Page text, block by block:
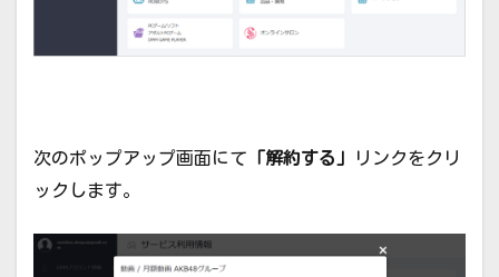
次のポップアップ画面にて 「解約する」
リンクをクリ
ックします。